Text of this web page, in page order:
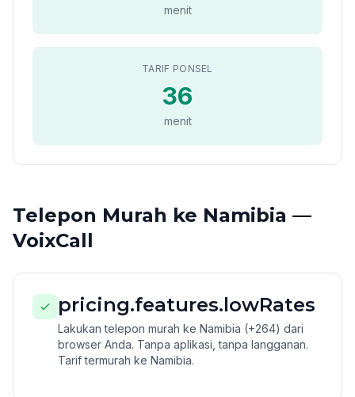
menit
TARIF PONSEL
36
menit
Telepon Murah ke Namibia —
VoixCall
pricing.features.lowRates
Lakukan telepon murah ke Namibia (+264) dari
browser Anda. Tanpa aplikasi, tanpa langganan.
Tarif termurah ke Namibia.